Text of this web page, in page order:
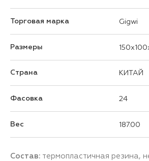
Торговая марка Gigwi
Размеры
Страна КИТАЙ
Фасовка 24
Вес 187.00
Состав: термопластичная резина,